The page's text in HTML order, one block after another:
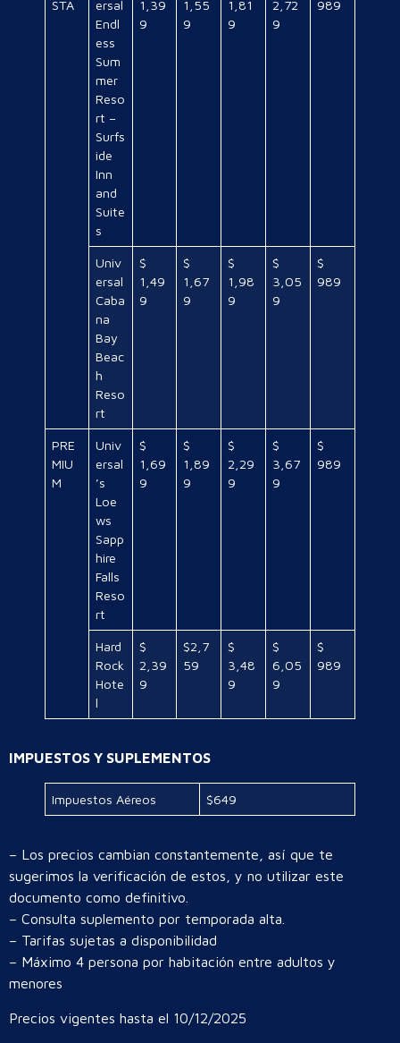
STA
ersal
Endl
ess
Sum
mer
Reso
rt –
Surfs
ide
Inn
and
Suite
s
1,39
9
1,55
9
1,81
9
2,72
9
989
Univ
ersal
Caba
na
Bay
Beac
h
Reso
rt
$
1,49
9
$
1,67
9
$
1,98
9
$
3,05
9
$
989
PRE
MIU
M
Univ
ersal
’s
Loe
ws
Sapp
hire
Falls
Reso
rt
$
1,69
9
$
1,89
9
$
2,29
9
$
3,67
9
$
989
Hard
Rock
Hote
l
$
2,39
9
$2,7
59
$
3,48
9
$
6,05
9
$
989
IMPUESTOS Y SUPLEMENTOS
Impuestos Aéreos $649
– Los precios cambian constantemente, así que te
sugerimos la verificación de estos, y no utilizar este
documento como definitivo.
– Consulta suplemento por temporada alta.
– Tarifas sujetas a disponibilidad
– Máximo 4 persona por habitación entre adultos y
menores
Precios vigentes hasta el 10/12/2025